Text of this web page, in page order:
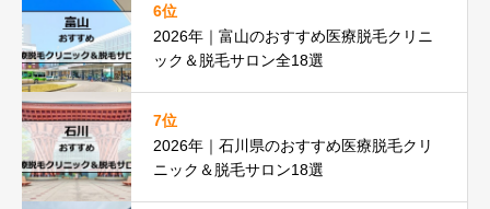
6位
2026年｜富山のおすすめ医療脱毛クリニ
ック＆脱毛サロン全18選
7位
2026年｜石川県のおすすめ医療脱毛クリ
ニック＆脱毛サロン18選